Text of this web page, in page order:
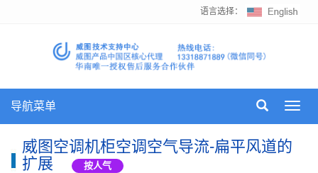
语言选择：
导航菜单
威图空调机柜空调空气导流-扁平风道的
扩展
按人气